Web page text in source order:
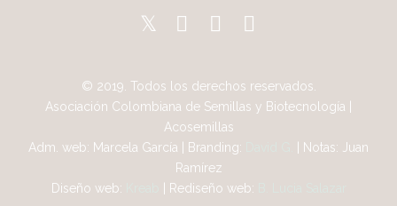
© 2019. Todos los derechos reservados.
Asociación Colombiana de Semillas y Biotecnología |
Acosemillas
Adm. web: Marcela García | Branding:
| Notas: Juan
Ramírez
Diseño web:
| Rediseño web: